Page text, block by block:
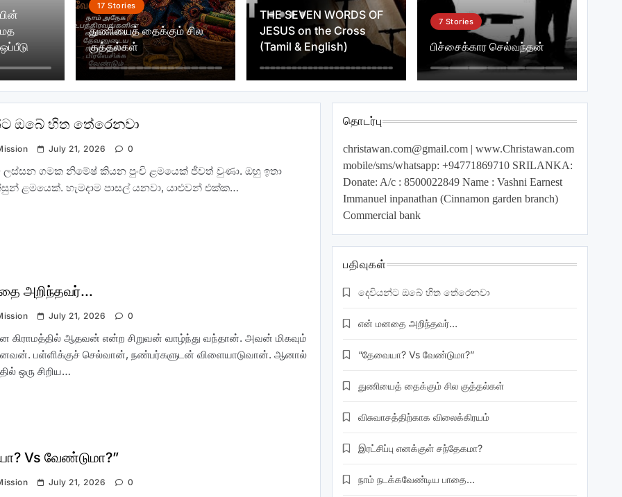
17 Stories
துணியைத் தைக்கும் சில
குத்தல்கள்
THE SEVEN WORDS OF
JESUS on the Cross
(Tamil & English)
7 Stories
பிச்சைக்கார செல்வந்தன்
ඔබේ හිත තේරෙනවා
July 21, 2026 0
ලස්සන ගමක නිමේෂ් කියන පුංචි ළමයෙක් ජීවත් වුණා. ඔහු ඉතා
ළමයෙක්. හැමදාම පාසල් යනවා, යාළුවන් එක්ක…
அறிந்தவர்…
July 21, 2026 0
கிராமத்தில் ஆதவன் என்ற சிறுவன் வாழ்ந்து வந்தான். அவன் மிகவும்
பள்ளிக்குச் செல்வான், நண்பர்களுடன் விளையாடுவான். ஆனால்
ஒரு சிறிய…
Vs வேண்டுமா?”
July 21, 2026 0
தொடர்பு
christawan.com@gmail.com | www.Christawan.com
mobile/sms/whatsapp: +94771869710 SRILANKA:
Donate: A/c : 8500022849 Name : Vashni Earnest
Immanuel inpanathan (Cinnamon garden branch)
Commercial bank
பதிவுகள்
දෙවියන්ට ඔබේ හිත තේරෙනවා
என் மனதை அறிந்தவர்…
“தேவையா? Vs வேண்டுமா?”
துணியைத் தைக்கும் சில குத்தல்கள்
விசுவாசத்திற்காக விலைக்கிரயம்
இரட்சிப்பு எனக்குள் சந்தேகமா?
நாம் நடக்கவேண்டிய பாதை…